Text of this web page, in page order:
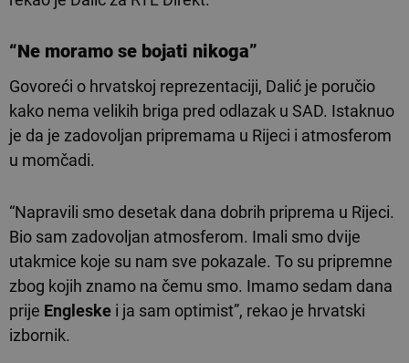
“Ne moramo se bojati nikoga”
Govoreći o hrvatskoj reprezentaciji, Dalić je poručio
kako nema velikih briga pred odlazak u SAD. Istaknuo
je da je zadovoljan pripremama u Rijeci i atmosferom
u momčadi.
“Napravili smo desetak dana dobrih priprema u Rijeci.
Bio sam zadovoljan atmosferom. Imali smo dvije
utakmice koje su nam sve pokazale. To su pripremne
zbog kojih znamo na čemu smo. Imamo sedam dana
prije Engleske i ja sam optimist”, rekao je hrvatski
izbornik.